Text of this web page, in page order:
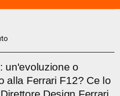
e
un'evoluzione o
alla Ferrari F12? Ce lo